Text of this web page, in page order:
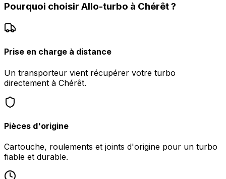
Pourquoi choisir Allo-turbo à Chérêt?
Prise en charge à distance
Un transporteur vient récupérer votre turbo
directement à Chérêt.
Pièces d'origine
Cartouche, roulements et joints d'origine pour un turbo
fiable et durable.